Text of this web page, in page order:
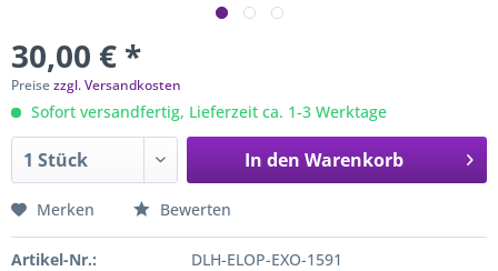
30,00 € *
Preisezzgl. Versandkosten
Sofort versandfertig, Lieferzeit ca. 1-3 Werktage
In den Warenkorb
Merken Bewerten
Artikel-Nr.:
DLH-ELOP-EXO-1591